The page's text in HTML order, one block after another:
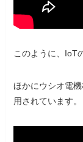
このように、IoT
ほかにウシオ電
用されています。